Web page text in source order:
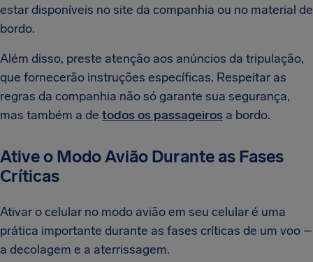
estar disponíveis no site da companhia ou no material de
bordo.
Além disso, preste atenção aos anúncios da tripulação,
que fornecerão instruções específicas. Respeitar as
regras da companhia não só garante sua segurança,
mas também a de todos os passageiros a bordo.
Ative o Modo Avião Durante as Fases
Críticas
Ativar o celular no modo avião em seu celular é uma
prática importante durante as fases críticas de um voo –
a decolagem e a aterrissagem.